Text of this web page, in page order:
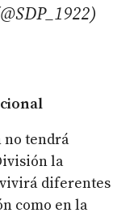
no tendrá
la
diferentes
como en la